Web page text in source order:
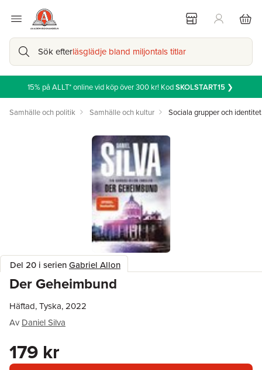
Sök efterläsglädje bland miljontals titlar
15% på ALLT* online vid köp över 300 kr! KodSKOLSTART15❯
Samhälle och politik Samhälle och kultur Sociala grupper och identitet
Del 20 i serienGabriel Allon
Der Geheimbund
Häftad, Tyska, 2022
Av Daniel Silva
179 kr